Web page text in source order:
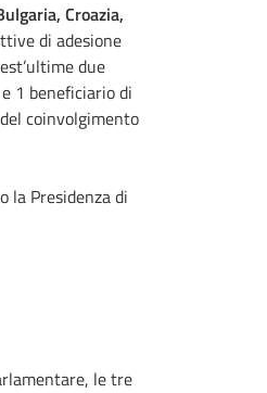
Croazia,
di adesione
due
1 beneficiario di
coinvolgimento
la Presidenza di
le tre